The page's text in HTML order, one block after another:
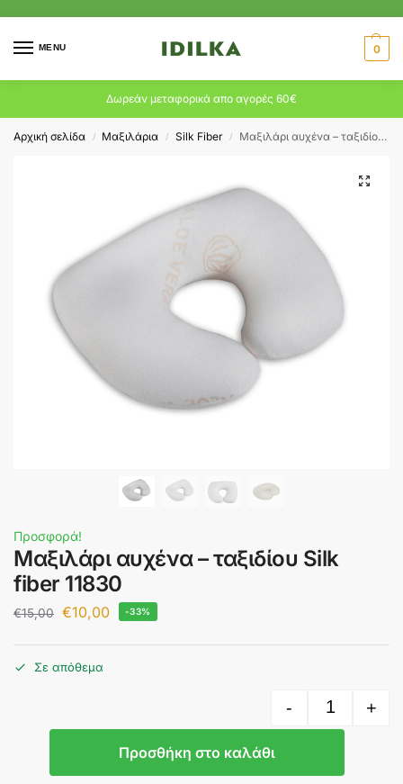
MENU 0
Δωρεάν μεταφορικά απο αγορές 60€
Αρχική σελίδα / Μαξιλάρια / Silk Fiber / Μαξιλάρι αυχένα – ταξιδίου Silk fiber 11830
Προσφορά!
Μαξιλάρι αυχένα – ταξιδίου Silk
fiber 11830
€15,00 €10,00 -33%
Σε απόθεμα
- +
Προσθήκη στο καλάθι